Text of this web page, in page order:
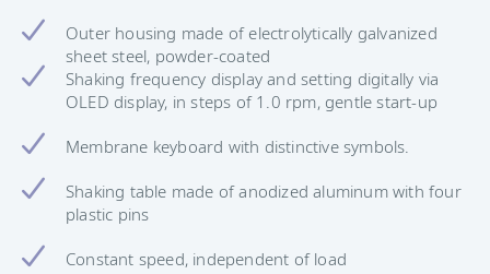
Outer housing made of electrolytically galvanized
sheet steel, powder-coated
Shaking frequency display and setting digitally via
OLED display, in steps of 1.0 rpm, gentle start-up
Membrane keyboard with distinctive symbols.
Shaking table made of anodized aluminum with four
plastic pins
Constant speed, independent of load